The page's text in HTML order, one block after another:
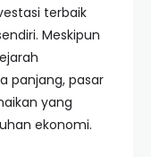
terbaik
Meskipun
panjang, pasar
yang
ekonomi.